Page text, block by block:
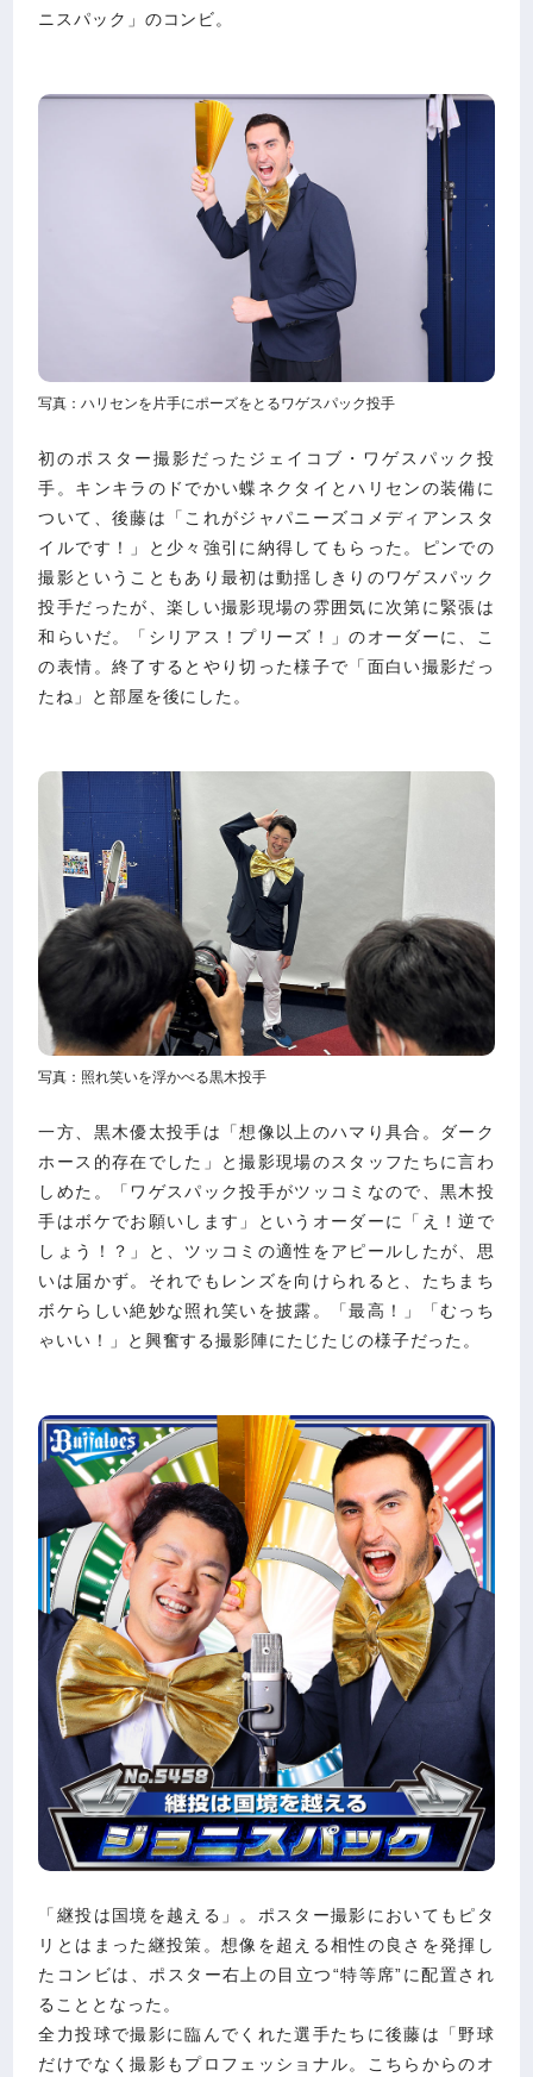
ニスパック」のコンビ。
写真：ハリセンを片手にポーズをとるワゲスパック投手
初のポスター撮影だったジェイコブ・ワゲスパック投
手。キンキラのドでかい蝶ネクタイとハリセンの装備に
ついて、後藤は「これがジャパニーズコメディアンスタ
イルです！」と少々強引に納得してもらった。ピンでの
撮影ということもあり最初は動揺しきりのワゲスパック
投手だったが、楽しい撮影現場の雰囲気に次第に緊張は
和らいだ。「シリアス！プリーズ！」のオーダーに、こ
の表情。終了するとやり切った様子で「面白い撮影だっ
たね」と部屋を後にした。
写真：照れ笑いを浮かべる黒木投手
一方、黒木優太投手は「想像以上のハマり具合。ダーク
ホース的存在でした」と撮影現場のスタッフたちに言わ
しめた。「ワゲスパック投手がツッコミなので、黒木投
手はボケでお願いします」というオーダーに「え！逆で
しょう！？」と、ツッコミの適性をアピールしたが、思
いは届かず。それでもレンズを向けられると、たちまち
ボケらしい絶妙な照れ笑いを披露。「最高！」「むっち
ゃいい！」と興奮する撮影陣にたじたじの様子だった。
「継投は国境を越える」。ポスター撮影においてもピタ
リとはまった継投策。想像を超える相性の良さを発揮し
たコンビは、ポスター右上の目立つ“特等席”に配置され
ることとなった。
全力投球で撮影に臨んでくれた選手たちに後藤は「野球
だけでなく撮影もプロフェッショナル。こちらからのオ